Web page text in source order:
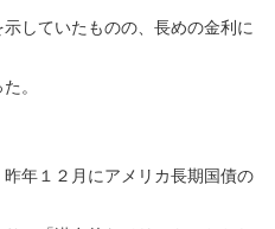
していたものの、長めの金利に
。
年１２月にアメリカ長期国債の